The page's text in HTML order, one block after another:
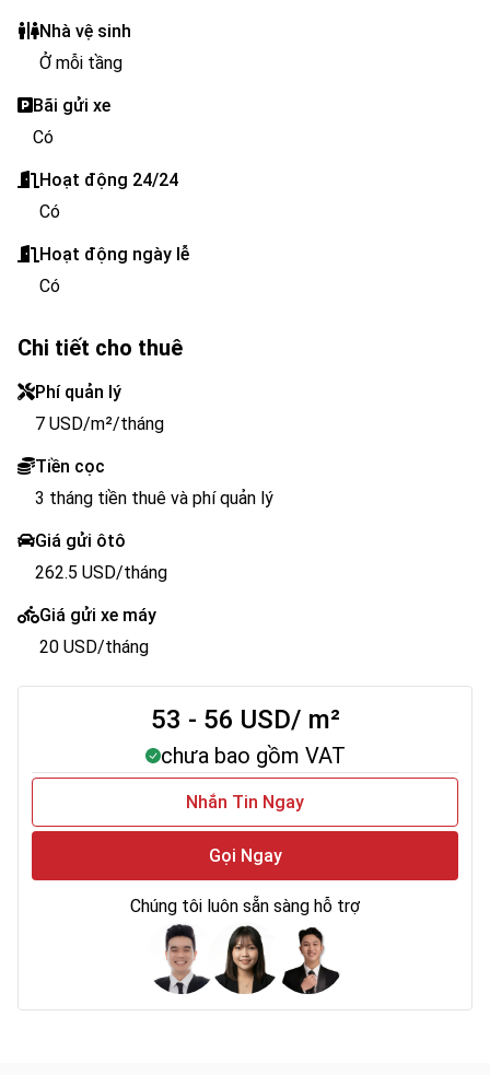
Nhà vệ sinh
Ở mỗi tầng
Bãi gửi xe
Có
Hoạt động 24/24
Có
Hoạt động ngày lễ
Có
Chi tiết cho thuê
Phí quản lý
7 USD/m²/tháng
Tiền cọc
3 tháng tiền thuê và phí quản lý
Giá gửi ôtô
262.5 USD/tháng
Giá gửi xe máy
20 USD/tháng
53 - 56 USD/ m²
chưa bao gồm VAT
Nhắn Tin Ngay
Gọi Ngay
Chúng tôi luôn sẵn sàng hỗ trợ